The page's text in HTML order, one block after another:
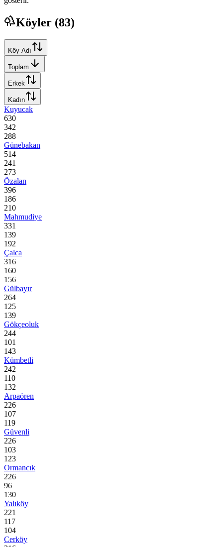
Köyler (83)
Köy Adı
Toplam
Erkek
Kadın
Kuyucak
630
342
288
Günebakan
514
241
273
Özalan
396
186
210
Mahmudiye
331
139
192
Çalca
316
160
156
Gülbayır
264
125
139
Gökçeoluk
244
101
143
Kümbetli
242
110
132
Arpaören
226
107
119
Güvenli
226
103
123
Ormancık
226
96
130
Yalıköy
221
117
104
Cerköy